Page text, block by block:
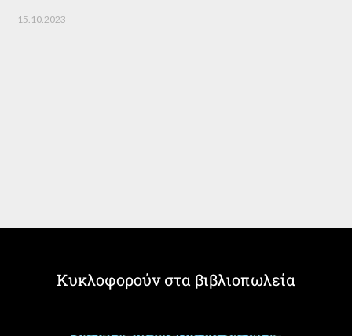
15.10.2023
Κυκλοφορούν στα βιβλιοπωλεία